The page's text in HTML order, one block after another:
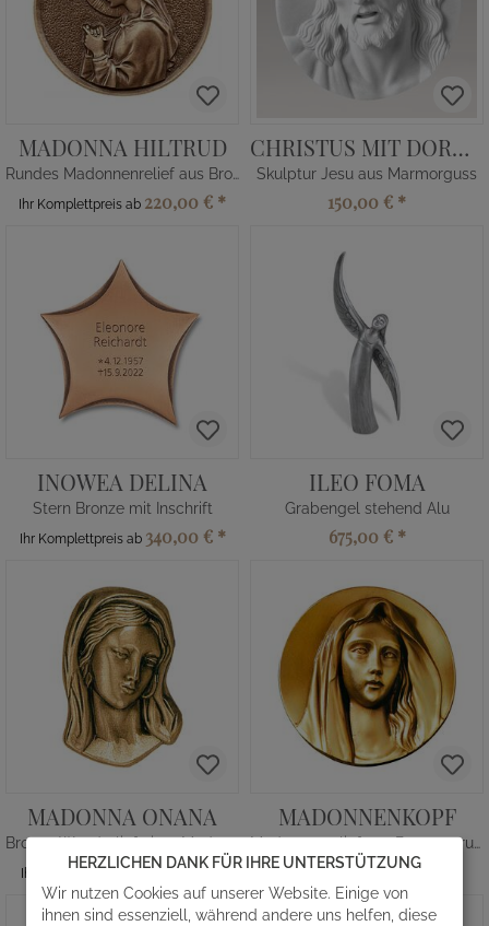
MADONNA HILTRUD
Rundes Madonnenrelief aus Bronze
Ihr Komplettpreis ab 220,00 € *
CHRISTUS MIT DORNENKRANZ
Skulptur Jesu aus Marmorguss
150,00 € *
INOWEA DELINA
Stern Bronze mit Inschrift
Ihr Komplettpreis ab 340,00 € *
ILEO FOMA
Grabengel stehend Alu
675,00 € *
MADONNA ONANA
Bronze Wandrelief einer Madonna
150,00 € *
MADONNENKOPF
Madonnenrelief aus Bronze - rund
250,00 € *
HERZLICHEN DANK FÜR IHRE UNTERSTÜTZUNG
Wir nutzen Cookies auf unserer Website. Einige von
ihnen sind essenziell, während andere uns helfen, diese